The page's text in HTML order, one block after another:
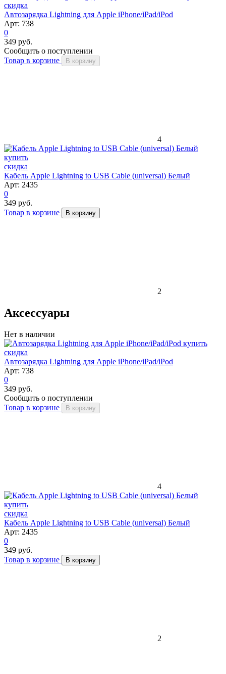
скидка
Автозарядка Lightning для Apple iPhone/iPad/iPod
Арт: 738
0
349 руб.
Сообщить о поступлении
Товар в корзине
В корзину
4
скидка
Кабель Apple Lightning to USB Cable (universal) Белый
Арт: 2435
0
349 руб.
Товар в корзине
В корзину
2
Аксессуары
Нет в наличии
скидка
Автозарядка Lightning для Apple iPhone/iPad/iPod
Арт: 738
0
349 руб.
Сообщить о поступлении
Товар в корзине
В корзину
4
скидка
Кабель Apple Lightning to USB Cable (universal) Белый
Арт: 2435
0
349 руб.
Товар в корзине
В корзину
2